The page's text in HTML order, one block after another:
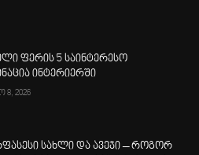
ფერის 5 საინტერესო
ინტერიერში
8, 2026
სახლი და ავეჯი – როგორ